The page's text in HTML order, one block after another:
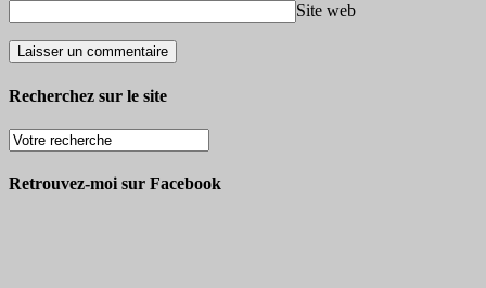
Site web
Recherchez sur le site
Retrouvez-moi sur Facebook